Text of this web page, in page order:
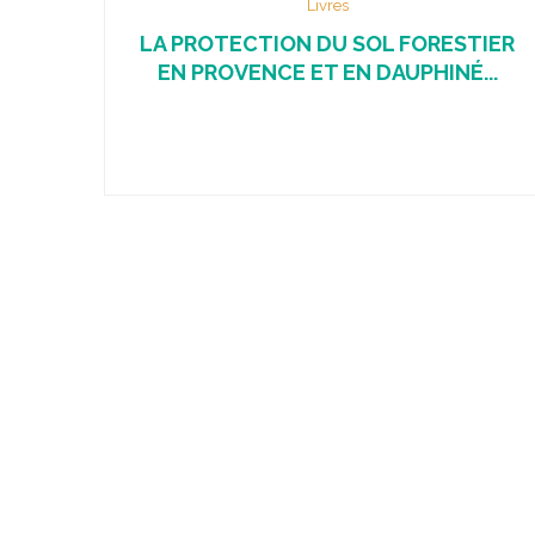
Livres
LA PROTECTION DU SOL FORESTIER
EN PROVENCE ET EN DAUPHINÉ...